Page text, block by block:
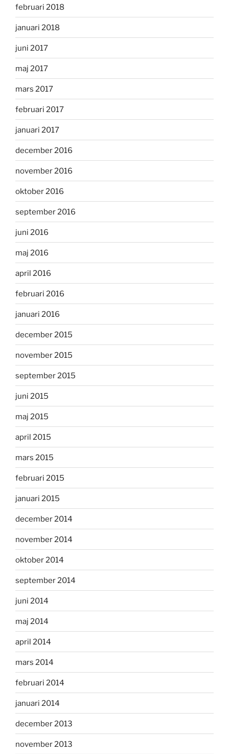
februari 2018
januari 2018
juni 2017
maj 2017
mars 2017
februari 2017
januari 2017
december 2016
november 2016
oktober 2016
september 2016
juni 2016
maj 2016
april 2016
februari 2016
januari 2016
december 2015
november 2015
september 2015
juni 2015
maj 2015
april 2015
mars 2015
februari 2015
januari 2015
december 2014
november 2014
oktober 2014
september 2014
juni 2014
maj 2014
april 2014
mars 2014
februari 2014
januari 2014
december 2013
november 2013